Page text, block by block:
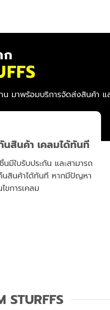
ก
มาพร้อมบริการจัดส่งสินค้า แ
นสินค้า เคลมได้ทันที
มีใบรับประกัน และสามารถ
นสินค้าได้ทันที หากมีปัญหา
ขการเคลม